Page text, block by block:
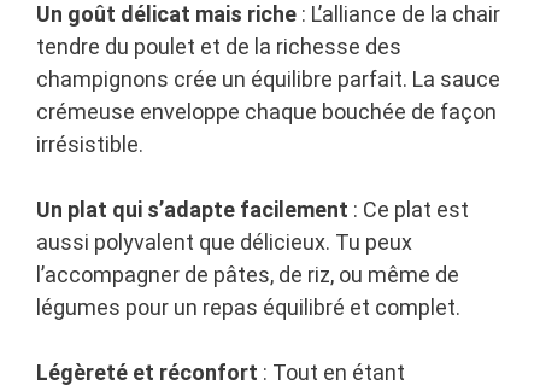
Un goût délicat mais riche : L’alliance de la chair
tendre du poulet et de la richesse des
champignons crée un équilibre parfait. La sauce
crémeuse enveloppe chaque bouchée de façon
irrésistible.
Un plat qui s’adapte facilement : Ce plat est
aussi polyvalent que délicieux. Tu peux
l’accompagner de pâtes, de riz, ou même de
légumes pour un repas équilibré et complet.
Légèreté et réconfort : Tout en étant